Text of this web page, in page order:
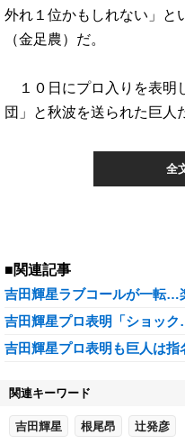
外れ１位かもしれない」と
（金足農）だ。
１０日にプロ入りを表明
団」と秋波を送られた巨
全
■関連記事
吉田輝星ラブコールが一転…
吉田輝星プロ表明「ショッ
吉田輝星プロ表明も巨人は
関連キーワード
吉田輝星 根尾昂 辻発彦